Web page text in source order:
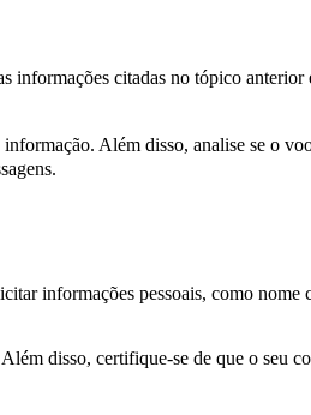
informações citadas no tópico
Além disso, analise se o
informações pessoais, como
disso, certifique-se de que o seu